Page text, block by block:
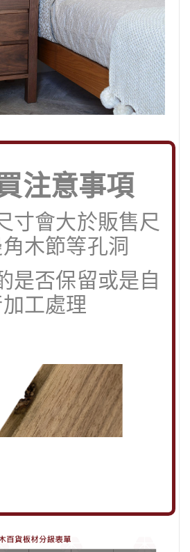
注意事項
寸會大於販售尺
木節等孔洞
是否保留或是自
工處理